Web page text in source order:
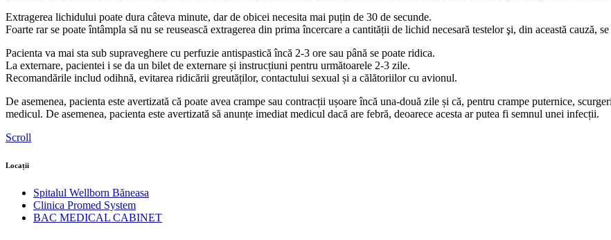
Extragerea lichidului poate dura câteva minute, dar de obicei necesita mai puțin de 30 de secunde.
Foarte rar se poate întâmpla să nu se reusească extragerea din prima încercare a cantității de lichid necesară testelor şi, din această cauză,
Pacienta va mai sta sub supraveghere cu perfuzie antispastică încă 2-3 ore sau până se poate ridica.
La externare, pacientei i se da un bilet de externare și instrucțiuni pentru următoarele 2-3 zile.
Recomandările includ odihnă, evitarea ridicării greutăților, contactului sexual și a călătoriilor cu avionul.
De asemenea, pacienta este avertizată că poate avea crampe sau contracții ușoare încă una-două zile și că, pentru crampe puternice,
medicul. De asemenea, pacienta este avertizată să anunțe imediat medicul dacă are febră, deoarece acesta ar putea fi semnul unei infecții.
Scroll
Locații
Spitalul Wellborn Băneasa
Clinica Promed System
BAC MEDICAL CABINET